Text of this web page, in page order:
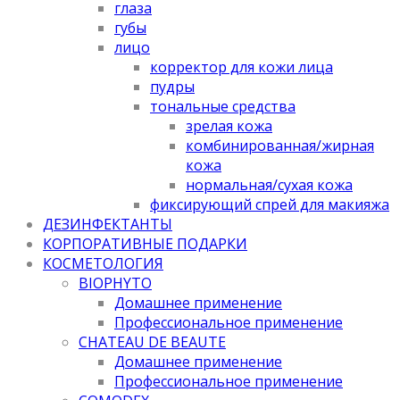
глаза
губы
лицо
корректор для кожи лица
пудры
тональные средства
зрелая кожа
комбинированная/жирная
кожа
нормальная/cухая кожа
фиксирующий спрей для макияжа
ДЕЗИНФЕКТАНТЫ
КОРПОРАТИВНЫЕ ПОДАРКИ
КОСМЕТОЛОГИЯ
BIOPHYTO
Домашнее применение
Профессиональное применение
CHATEAU DE BEAUTE
Домашнее применение
Профессиональное применение